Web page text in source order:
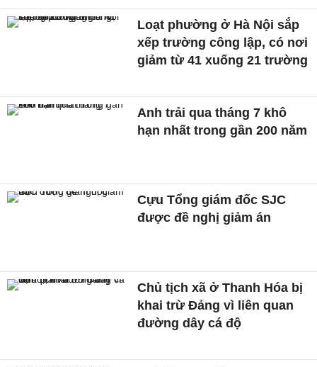
Loạt phường ở Hà Nội sắp
xếp trường công lập, có nơi
giảm từ 41 xuống 21 trường
Anh trải qua tháng 7 khô
hạn nhất trong gần 200 năm
Cựu Tổng giám đốc SJC
được đề nghị giảm án
Chủ tịch xã ở Thanh Hóa bị
khai trừ Đảng vì liên quan
đường dây cá độ